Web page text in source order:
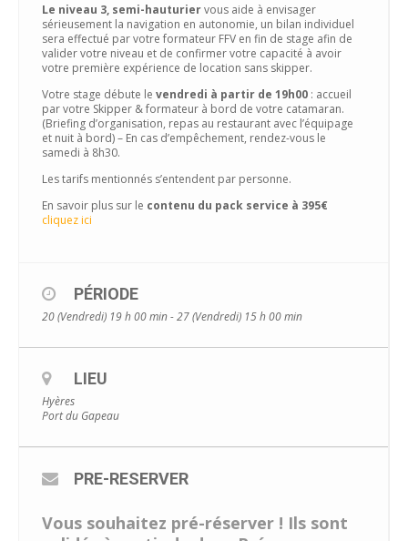
Le niveau 3, semi-hauturiervous aide à envisager
sérieusement la navigation en autonomie, un bilan individuel
sera effectué par votre formateur FFV en fin de stage afin de
valider votre niveau et de confirmer votre capacité à avoir
votre première expérience de location sans skipper.
Votre stage débute le vendredi à partir de 19h00 : accueil
par votre Skipper & formateur à bord de votre catamaran.
(Briefing d’organisation, repas au restaurant avec l’équipage
et nuit à bord) – En cas d’empêchement, rendez-vous le
samedi à 8h30.
Les tarifs mentionnés s’entendent par personne.
En savoir plus sur le contenu du pack service à 395€
cliquez ici
PÉRIODE
20 (Vendredi) 19 h 00 min - 27 (Vendredi) 15 h 00 min
LIEU
Hyères
Port du Gapeau
PRE-RESERVER
Vous souhaitez pré-réserver ! Ils sont